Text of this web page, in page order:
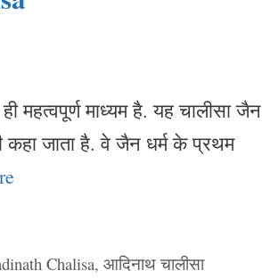
महत्वपूर्ण माध्यम है. यह चालीसा जैन
जाता है. वे जैन धर्म के प्रथम
Chalisa, आदिनाथ चालीसा